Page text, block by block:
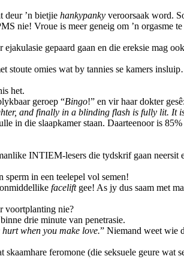
deur ’n bietjie hankypanky veroorsaak word.
nie! Vroue is meer geneig om ’n orgasme
gepaard gaan en die ereksie mag
stoute omies wat by tannies se kamers
het.
geroep “Bingo!” en vir haar dokter
and finally in a blinding flash is fully lit. It
in die slaapkamer staan. Daarteenoor is
INTIEM-lesers die tydskrif gaan neersit
sperm in een teelepel vol semen!
facelift gee! As jy dus saam met
voortplanting nie?
drie minute van penetrasie.
when you make love.” Niemand weet wie
feromone (die seksuele geure wat